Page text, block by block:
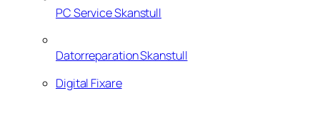
PC Service Skanstull
Datorreparation Skanstull
Digital Fixare